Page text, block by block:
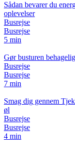
Sådan bevarer du
oplevelser
Busrejse
Busrejse
5 min
Gør busturen
Busrejse
Busrejse
7 min
Smag dig gennem
øl
Busrejse
Busrejse
4 min